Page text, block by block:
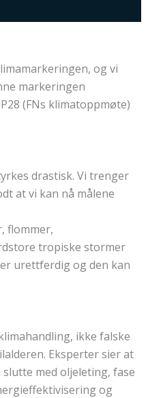
og vi
markeringen
(FNs klimatoppmøte)
drastisk. Vi trenger
at vi kan nå målene
flommer,
tropiske stormer
urettferdig og den kan
ikke falske
Eksperter sier at
med oljeleting, fase
og